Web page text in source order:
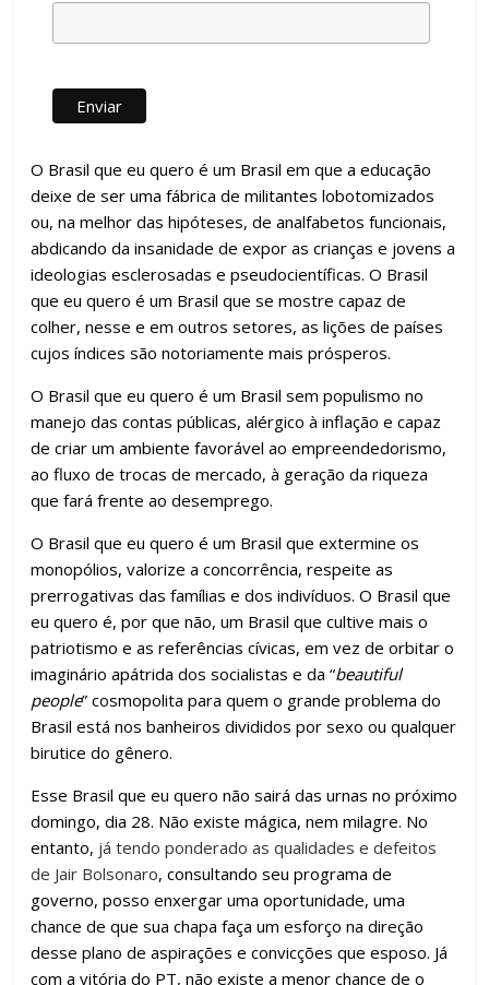
O Brasil que eu quero é um Brasil em que a educação
deixe de ser uma fábrica de militantes lobotomizados
ou, na melhor das hipóteses, de analfabetos funcionais,
abdicando da insanidade de expor as crianças e jovens a
ideologias esclerosadas e pseudocientíficas. O Brasil
que eu quero é um Brasil que se mostre capaz de
colher, nesse e em outros setores, as lições de países
cujos índices são notoriamente mais prósperos.
O Brasil que eu quero é um Brasil sem populismo no
manejo das contas públicas, alérgico à inflação e capaz
de criar um ambiente favorável ao empreendedorismo,
ao fluxo de trocas de mercado, à geração da riqueza
que fará frente ao desemprego.
O Brasil que eu quero é um Brasil que extermine os
monopólios, valorize a concorrência, respeite as
prerrogativas das famílias e dos indivíduos. O Brasil que
eu quero é, por que não, um Brasil que cultive mais o
patriotismo e as referências cívicas, em vez de orbitar o
imaginário apátrida dos socialistas e da “beautiful
people” cosmopolita para quem o grande problema do
Brasil está nos banheiros divididos por sexo ou qualquer
birutice do gênero.
Esse Brasil que eu quero não sairá das urnas no próximo
domingo, dia 28. Não existe mágica, nem milagre. No
entanto, já tendo ponderado as qualidades e defeitos
de Jair Bolsonaro, consultando seu programa de
governo, posso enxergar uma oportunidade, uma
chance de que sua chapa faça um esforço na direção
desse plano de aspirações e convicções que esposo. Já
com a vitória do PT, não existe a menor chance de o